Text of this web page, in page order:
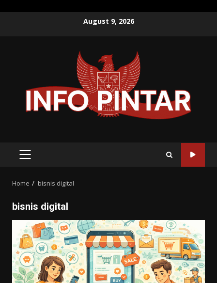
August 9, 2026
PRIMARY
Home bisnis digital
bisnis digital